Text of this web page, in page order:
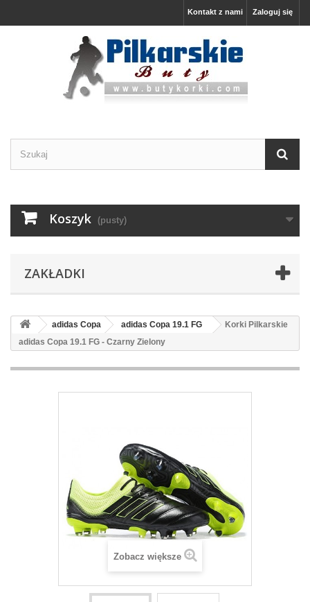
Zaloguj się
Kontakt z nami
Koszyk (pusty)
ZAKŁADKI
adidas Copa adidas Copa 19.1 FG
Korki Pilkarskie
adidas Copa 19.1 FG - Czarny Zielony
Zobacz większe